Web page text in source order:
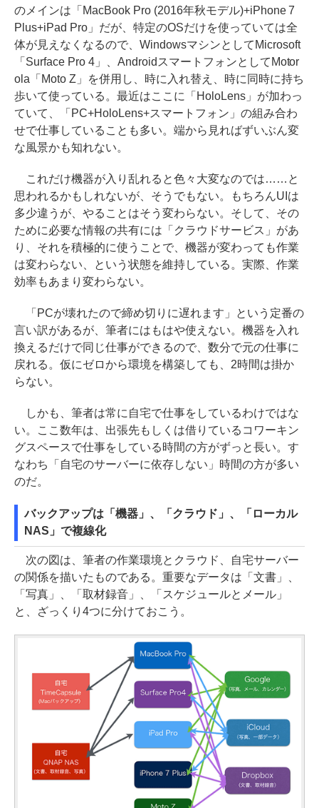
のメインは「MacBook Pro (2016年秋モデル)+iPhone 7
Plus+iPad Pro」だが、特定のOSだけを使っていては全
体が見えなくなるので、WindowsマシンとしてMicrosoft
「Surface Pro 4」、AndroidスマートフォンとしてMotor
ola「Moto Z」を併用し、時に入れ替え、時に同時に持ち
歩いて使っている。最近はここに「HoloLens」が加わっ
ていて、「PC+HoloLens+スマートフォン」の組み合わ
せで仕事していることも多い。端から見ればずいぶん変
な風景かも知れない。
これだけ機器が入り乱れると色々大変なのでは……と
思われるかもしれないが、そうでもない。もちろんUIは
多少違うが、やることはそう変わらない。そして、その
ために必要な情報の共有には「クラウドサービス」があ
り、それを積極的に使うことで、機器が変わっても作業
は変わらない、という状態を維持している。実際、作業
効率もあまり変わらない。
「PCが壊れたので締め切りに遅れます」という定番の
言い訳があるが、筆者にはもはや使えない。機器を入れ
換えるだけで同じ仕事ができるので、数分で元の仕事に
戻れる。仮にゼロから環境を構築しても、2時間は掛か
らない。
しかも、筆者は常に自宅で仕事をしているわけではな
い。ここ数年は、出張先もしくは借りているコワーキン
グスペースで仕事をしている時間の方がずっと長い。す
なわち「自宅のサーバーに依存しない」時間の方が多い
のだ。
バックアップは「機器」、「クラウド」、「ローカル
NAS」で複線化
次の図は、筆者の作業環境とクラウド、自宅サーバー
の関係を描いたものである。重要なデータは「文書」、
「写真」、「取材録音」、「スケジュールとメール」
と、ざっくり4つに分けておこう。